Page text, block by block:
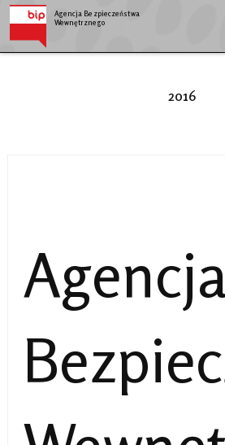
Agencja Bezpieczeństwa
Wewnętrznego
2016